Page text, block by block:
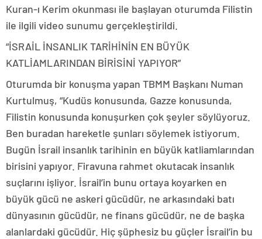
Kuran-ı Kerim okunması ile başlayan oturumda Filistin
ile ilgili video sunumu gerçekleştirildi.
“İSRAİL İNSANLIK TARİHİNİN EN BÜYÜK
KATLİAMLARINDAN BİRİSİNİ YAPIYOR”
Oturumda bir konuşma yapan TBMM Başkanı Numan
Kurtulmuş, “Kudüs konusunda, Gazze konusunda,
Filistin konusunda konuşurken çok şeyler söylüyoruz.
Ben buradan hareketle şunları söylemek istiyorum.
Bugün İsrail insanlık tarihinin en büyük katliamlarından
birisini yapıyor. Firavuna rahmet okutacak insanlık
suçlarını işliyor. İsrail’in bunu ortaya koyarken en
büyük gücü ne askeri gücüdür, ne arkasındaki batı
dünyasının gücüdür, ne finans gücüdür, ne de başka
alanlardaki gücüdür. Hiç şüphesiz bu güçler İsrail’in bu